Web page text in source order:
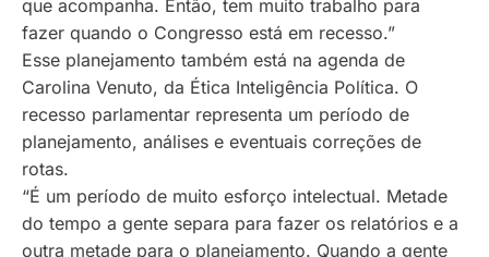
que acompanha. Então, tem muito trabalho para
fazer quando o Congresso está em recesso.”
Esse planejamento também está na agenda de
Carolina Venuto, da Ética Inteligência Política. O
recesso parlamentar representa um período de
planejamento, análises e eventuais correções de
rotas.
“É um período de muito esforço intelectual. Metade
do tempo a gente separa para fazer os relatórios e a
outra metade para o planejamento. Quando a gente